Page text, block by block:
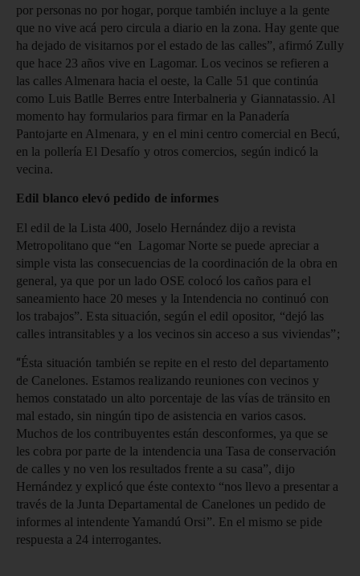
por personas no por hogar, porque también incluye a la gente
que no vive acá pero circula a diario en la zona. Hay gente que
ha dejado de visitarnos por el estado de las calles”, afirmó Zully
que hace 23 años vive en Lagomar. Los vecinos se refieren a
las calles Almenara hacia el oeste, la Calle 51 que continúa
como Luis Batlle Berres entre Interbalneria y Giannatassio. Al
momento hay formularios para firmar en la Panadería
Pantojarte en Almenara, y en el mini centro comercial en Becú,
en la pollería El Desafío y otros comercios, según indicó la
vecina.
Edil blanco elevó pedido de informes
El edil de la Lista 400, Joselo Hernández dijo a revista
Metropolitano que “en Lagomar Norte se puede apreciar a
simple vista las consecuencias de la coordinación de la obra en
general, ya que por un lado OSE colocó los caños para el
saneamiento hace 20 meses y la Intendencia no continuó con
los trabajos”. Esta situación, según el edil opositor, “dejó las
calles intransitables y a los vecinos sin acceso a sus viviendas”;
“Ésta situación también se repite en el resto del departamento
de Canelones. Estamos realizando reuniones con vecinos y
hemos constatado un alto porcentaje de las vías de tränsito en
mal estado, sin ningún tipo de asistencia en varios casos.
Muchos de los contribuyentes están desconformes, ya que se
les cobra por parte de la intendencia una Tasa de conservación
de calles y no ven los resultados frente a su casa”, dijo
Hernández y explicó que éste contexto “nos llevo a presentar a
través de la Junta Departamental de Canelones un pedido de
informes al intendente Yamandú Orsi”. En el mismo se pide
respuesta a 24 interrogantes.